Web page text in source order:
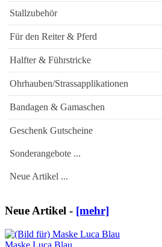
Stallzubehör
Für den Reiter & Pferd
Halfter & Führstricke
Ohrhauben/Strassapplikationen
Bandagen & Gamaschen
Geschenk Gutscheine
Sonderangebote ...
Neue Artikel ...
Neue Artikel - [mehr]
Maske Luca Blau